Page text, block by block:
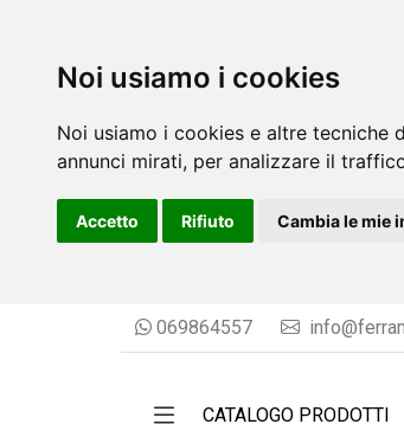
Noi usiamo i cookies
Noi usiamo i cookies e altre tecniche
annunci mirati, per analizzare il
Accetto Rifiuto Cambia le mie
069864557
CATALOGO PRODOTTI